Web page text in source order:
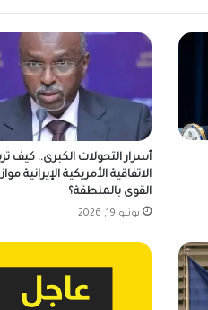
أسرار التحولات الكبرى.. كيف
الاتفاقية الأمريكية الإيرانية
القوى بالمنطقة؟
يونيو 19, 2026